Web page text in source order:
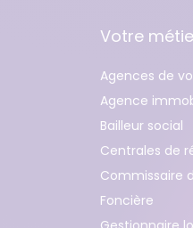
Votre
Agences de
Agence
Bailleur social
Centrales de
Commissaire
Foncière